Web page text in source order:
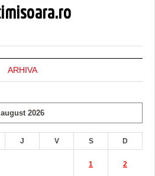
ARHIVA
august 2026
J V S D
1 2